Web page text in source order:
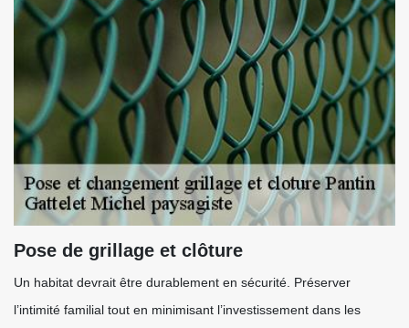
Pose de grillage et clôture
Un habitat devrait être durablement en sécurité. Préserver
l’intimité familial tout en minimisant l’investissement dans les